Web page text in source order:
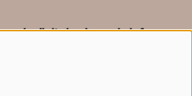
de digitale nieuwsbrief